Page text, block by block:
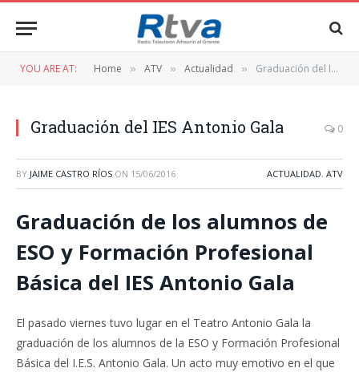
YOU ARE AT: Home » ATV » Actualidad » Graduación del IES Antonio Gala
Graduación del IES Antonio Gala 0
BY JAIME CASTRO RÍOS ON 15/06/2016 ACTUALIDAD, ATV
Graduación de los alumnos de
ESO y Formación Profesional
Básica del IES Antonio Gala
El pasado viernes tuvo lugar en el Teatro Antonio Gala la
graduación de los alumnos de la ESO y Formación Profesional
Básica del I.E.S. Antonio Gala. Un acto muy emotivo en el que